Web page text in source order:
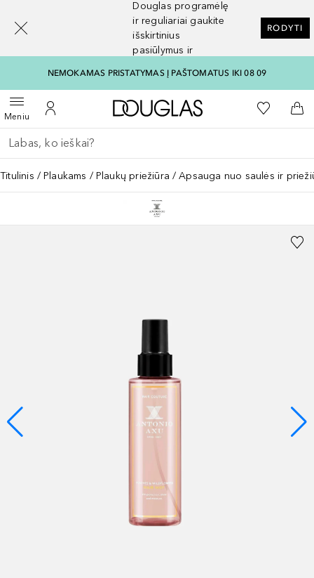
Douglas programėlę
ir reguliariai gaukite
išskirtinius
pasiūlymus ir
RODYTI
NEMOKAMAS PRISTATYMAS Į PAŠTOMATUS IKI 08 09
MeniuAtidaryti meniuĮ mano paskyrą
Į Douglas pagrindinį
Į mano
Į
Grįžk atgal
Vykdykite paiešką
Titulinis Plaukams Plaukų priežiūra Apsauga nuo saulės ir
[navigation.slideout.screenreader]